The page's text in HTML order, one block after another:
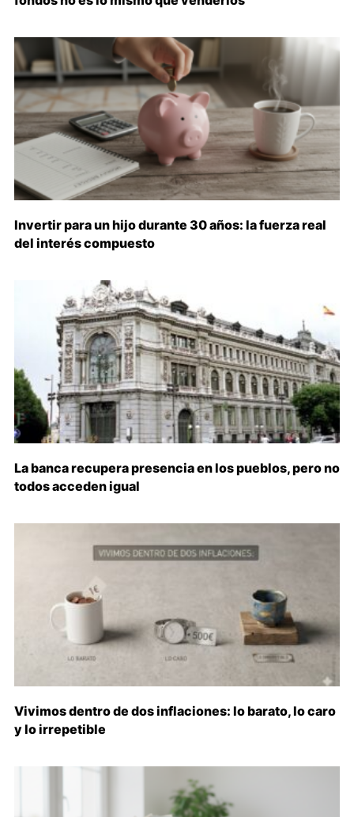
Invertir para un hijo durante 30 años: la fuerza real
del interés compuesto
La banca recupera presencia en los pueblos, pero no
todos acceden igual
Vivimos dentro de dos inflaciones: lo barato, lo caro
y lo irrepetible